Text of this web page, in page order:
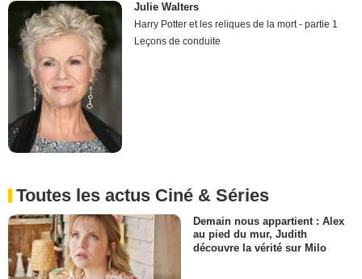
Julie Walters
Harry Potter et les reliques de la mort - partie 1
Leçons de conduite
Toutes les actus Ciné & Séries
Demain nous appartient : Alex
au pied du mur, Judith
découvre la vérité sur Milo